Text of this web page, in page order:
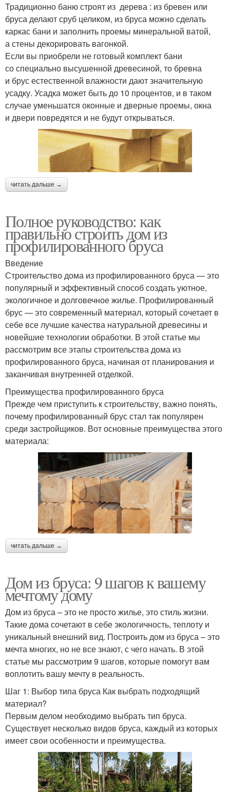
Традиционно баню строят из дерева : из бревен или
бруса делают сруб целиком, из бруса можно сделать
каркас бани и заполнить проемы минеральной ватой,
а стены декорировать вагонкой.
Если вы приобрели не готовый комплект бани
со специально высушенной древесиной, то бревна
и брус естественной влажности дают значительную
усадку. Усадка может быть до 10 процентов, и в таком
случае уменьшатся оконные и дверные проемы, окна
и двери повредятся и не будут открываться.
читать дальше →
Полное руководство: как
правильно строить дом из
профилированного бруса
Введение
Строительство дома из профилированного бруса — это
популярный и эффективный способ создать уютное,
экологичное и долговечное жилье. Профилированный
брус — это современный материал, который сочетает в
себе все лучшие качества натуральной древесины и
новейшие технологии обработки. В этой статье мы
рассмотрим все этапы строительства дома из
профилированного бруса, начиная от планирования и
заканчивая внутренней отделкой.
Преимущества профилированного бруса
Прежде чем приступить к строительству, важно понять,
почему профилированный брус стал так популярен
среди застройщиков. Вот основные преимущества этого
материала:
читать дальше →
Дом из бруса: 9 шагов к вашему
мечтому дому
Дом из бруса – это не просто жилье, это стиль жизни.
Такие дома сочетают в себе экологичность, теплоту и
уникальный внешний вид. Построить дом из бруса – это
мечта многих, но не все знают, с чего начать. В этой
статье мы рассмотрим 9 шагов, которые помогут вам
воплотить вашу мечту в реальность.
Шаг 1: Выбор типа бруса Как выбрать подходящий
материал?
Первым делом необходимо выбрать тип бруса.
Существует несколько видов бруса, каждый из которых
имеет свои особенности и преимущества.